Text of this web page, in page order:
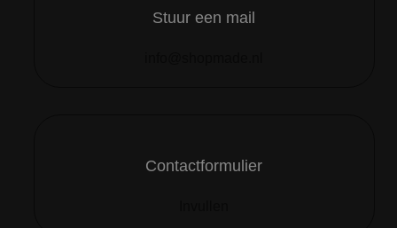
Stuur een mail
Contactformulier